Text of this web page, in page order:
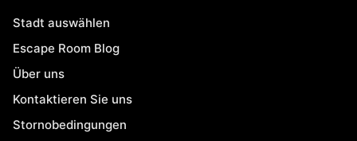
Stadt auswählen
Escape Room Blog
Über uns
Kontaktieren Sie uns
Stornobedingungen